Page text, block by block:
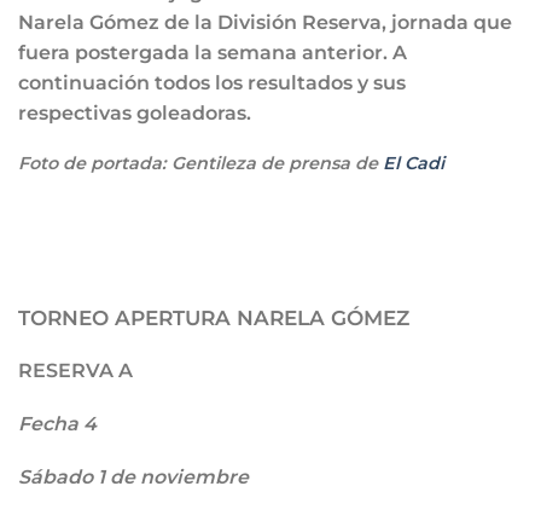
Narela Gómez de la División Reserva, jornada que
fuera postergada la semana anterior. A
continuación todos los resultados y sus
respectivas goleadoras.
Foto de portada: Gentileza de prensa de El Cadi
TORNEO APERTURA NARELA GÓMEZ
RESERVA A
Fecha 4
Sábado 1 de noviembre